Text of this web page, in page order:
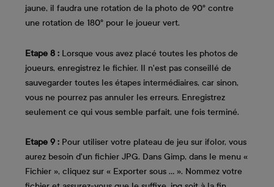
jaune, il faudra une rotation de la photo de 90° contre
une rotation de 180° pour le joueur vert.
Etape 8 : Lorsque vous avez placé toutes les photos de
joueurs, enregistrez le fichier. Il n'est pas conseillé de
sauvegarder toutes les étapes intermédiaires, car sinon,
vous ne pourrez pas annuler les erreurs. Enregistrez
seulement ce qui vous semble parfait, une fois terminé.
Etape 9 : Pour utiliser votre plateau de jeu sur ifolor, vous
aurez besoin d'un fichier JPG. Dans Gimp, dans le menu «
Fichier », cliquez sur « Exporter sous ... ». Nommez votre